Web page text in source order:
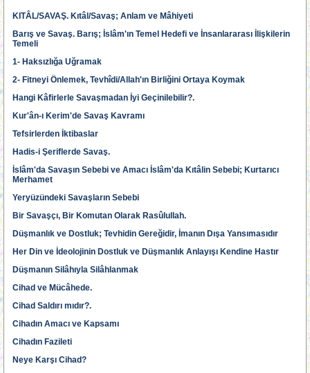
KITÂL/SAVAŞ. Kıtâl/Savaş; Anlam ve Mâhiyeti
Barış ve Savaş. Barış; İslâm'ın Temel Hedefi ve İnsanlararası İlişkilerin
Temeli
1- Haksızlığa Uğramak
2- Fitneyi Önlemek, Tevhîdi/Allah'ın Birliğini Ortaya Koymak
Hangi Kâfirlerle Savaşmadan İyi Geçinilebilir?.
Kur'ân-ı Kerim'de Savaş Kavramı
Tefsirlerden İktibaslar
Hadis-i Şeriflerde Savaş.
İslâm'da Savaşın Sebebi ve Amacı İslâm'da Kıtâlin Sebebi; Kurtarıcı
Merhamet
Yeryüzündeki Savaşların Sebebi
Bir Savaşçı, Bir Komutan Olarak Rasûlullah.
Düşmanlık ve Dostluk; Tevhidin Gereğidir, İmanın Dışa Yansımasıdır
Her Din ve İdeolojinin Dostluk ve Düşmanlık Anlayışı Kendine Hastır
Düşmanın Silâhıyla Silâhlanmak
Cihad ve Mücâhede.
Cihad Saldırı mıdır?.
Cihadın Amacı ve Kapsamı
Cihadın Fazileti
Neye Karşı Cihad?